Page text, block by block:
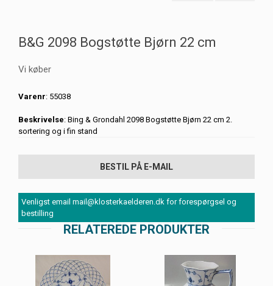
B&G 2098 Bogstøtte Bjørn 22 cm
Vi køber
Varenr: 55038
Beskrivelse: Bing & Grondahl 2098 Bogstøtte Bjørn 22 cm 2.
sortering og i fin stand
BESTIL PÅ E-MAIL
Venligst email mail@klosterkaelderen.dk for forespørgsel og
bestilling
RELATEREDE PRODUKTER